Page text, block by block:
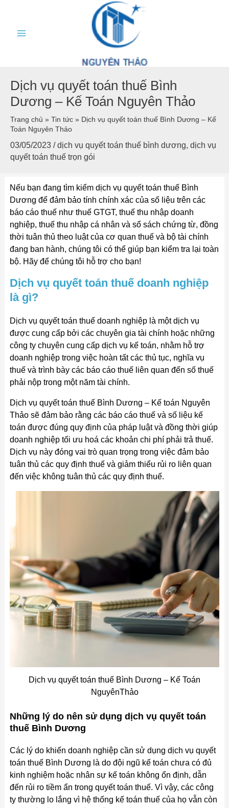
contentMenu
Dịch vụ quyết toán thuế Bình
Dương – Kế Toán Nguyên Thảo
Trang chủ » Tin tức » Dịch vụ quyết toán thuế Bình Dương – Kế
Toán Nguyên Thảo
03/05/2023 /dịch vụ quyết toán thuế bình dương, dịch vụ
quyết toán thuế trọn gói
Nếu bạn đang tìm kiếm dịch vụ quyết toán thuế Bình
Dương để đảm bảo tính chính xác của số liệu trên các
báo cáo thuế như thuế GTGT, thuế thu nhập doanh
nghiệp, thuế thu nhập cá nhân và sổ sách chứng từ, đồng
thời tuân thủ theo luật của cơ quan thuế và bộ tài chính
đang ban hành, chúng tôi có thể giúp bạn kiểm tra lại toàn
bộ. Hãy để chúng tôi hỗ trợ cho bạn!
Dịch vụ quyết toán thuế doanh nghiệp
là gì?
Dịch vụ quyết toán thuế doanh nghiệp là một dịch vụ
được cung cấp bởi các chuyên gia tài chính hoặc những
công ty chuyên cung cấp dịch vụ kế toán, nhằm hỗ trợ
doanh nghiệp trong việc hoàn tất các thủ tục, nghĩa vụ
thuế và trình bày các báo cáo thuế liên quan đến số thuế
phải nộp trong một năm tài chính.
Dịch vụ quyết toán thuế Bình Dương – Kế toán Nguyên
Thảo sẽ đảm bảo rằng các báo cáo thuế và số liệu kế
toán được đúng quy định của pháp luật và đồng thời giúp
doanh nghiệp tối ưu hoá các khoản chi phí phải trả thuế.
Dịch vụ này đóng vai trò quan trọng trong việc đảm bảo
tuân thủ các quy định thuế và giảm thiểu rủi ro liên quan
đến việc không tuân thủ các quy định thuế.
Dịch vụ quyết toán thuế Bình Dương – Kế Toán
NguyênThảo
Những lý do nên sử dụng dịch vụ quyết toán
thuế Bình Dương
Các lý do khiến doanh nghiệp cần sử dụng dịch vụ quyết
toán thuế Bình Dương là do đội ngũ kế toán chưa có đủ
kinh nghiệm hoặc nhân sự kế toán không ổn định, dẫn
đến rủi ro tiềm ẩn trong quyết toán thuế. Vì vậy, các công
ty thường lo lắng vì hệ thống kế toán thuế của họ vẫn còn